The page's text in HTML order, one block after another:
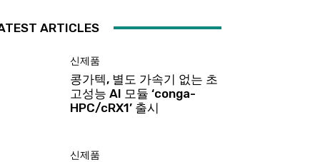
ARTICLES
신제품
콩가텍, 별도 가속기 없는 초
고성능 AI 모듈 ‘conga-
HPC/cRX1’ 출시
신제품